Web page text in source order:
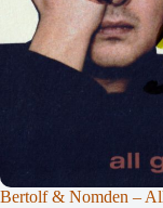
Bertolf & Nomden –